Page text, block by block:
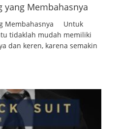
yang Membahasnya
Membahasnya Untuk
tidaklah mudah memiliki
dan keren, karena semakin